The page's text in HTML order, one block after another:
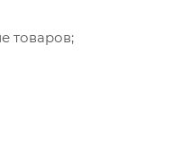
товаров;